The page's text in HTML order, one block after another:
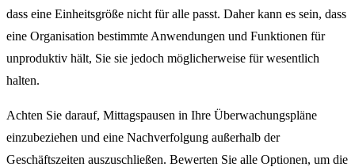
dass eine Einheitsgröße nicht für alle passt. Daher kann es sein, dass
eine Organisation bestimmte Anwendungen und Funktionen für
unproduktiv hält, Sie sie jedoch möglicherweise für wesentlich
halten.
Achten Sie darauf, Mittagspausen in Ihre Überwachungspläne
einzubeziehen und eine Nachverfolgung außerhalb der
Geschäftszeiten auszuschließen. Bewerten Sie alle Optionen, um die